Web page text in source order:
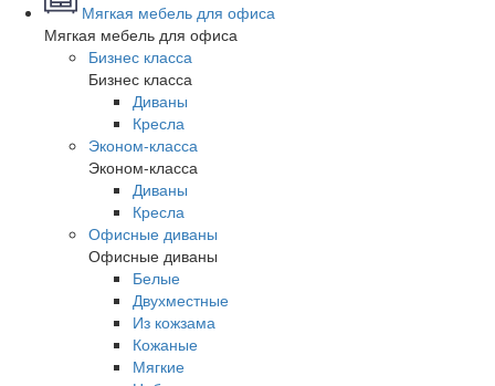
Мягкая мебель для офиса
Мягкая мебель для офиса
Бизнес класса
Бизнес класса
Диваны
Кресла
Эконом-класса
Эконом-класса
Диваны
Кресла
Офисные диваны
Офисные диваны
Белые
Двухместные
Из кожзама
Кожаные
Мягкие